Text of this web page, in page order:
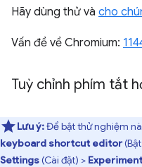
Hãy dùng thử và cho
Vấn đề về Chromium:
Tuỳ chỉnh phím tắt
Lưu ý:Để bật thử nghiệm
keyboard shortcut editor
Settings(Cài đặt) >